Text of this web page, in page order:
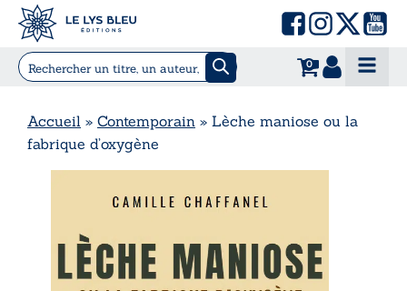
0
Accueil » Contemporain » Lèche maniose ou la
fabrique d’oxygène